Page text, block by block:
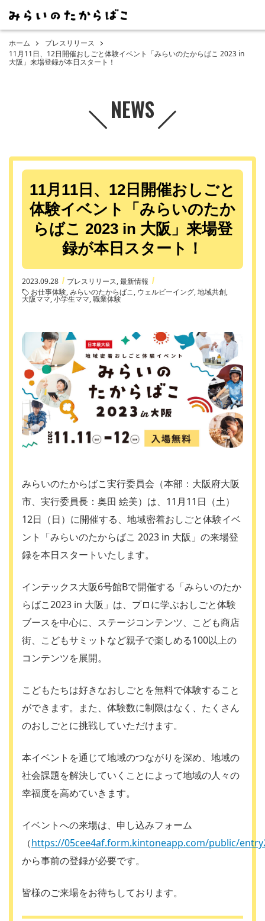
ホーム
プレスリリース
11月11日、12日開催おしごと体験イベント「みらいのたからばこ 2023 in
大阪」来場登録が本日スタート！
NEWS
11月11日、12日開催おしごと
体験イベント「みらいのたか
らばこ 2023 in 大阪」来場登
録が本日スタート！
2023.09.28 プレスリリース 最新情報
お仕事体験 みらいのたからばこ ウェルビーイング 地域共創
大阪ママ 小学生ママ 職業体験
みらいのたからばこ実行委員会（本部：大阪府大阪
市、実行委員長：奥田 絵美）は、11月11日（土）
12日（日）に開催する、地域密着おしごと体験イベ
ント「みらいのたからばこ 2023 in 大阪」の来場登
録を本日スタートいたします。
インテックス大阪6号館Bで開催する「みらいのたか
らばこ2023 in 大阪」は、プロに学ぶおしごと体験
ブースを中心に、ステージコンテンツ、こども商店
街、こどもサミットなど親子で楽しめる100以上の
コンテンツを展開。
こどもたちは好きなおしごとを無料で体験すること
ができます。また、体験数に制限はなく、たくさん
のおしごとに挑戦していただけます。
本イベントを通じて地域のつながりを深め、地域の
社会課題を解決していくことによって地域の人々の
幸福度を高めていきます。
イベントへの来場は、申し込みフォーム
（https://05cee4af.form.kintoneapp.com/public/
から事前の登録が必要です。
皆様のご来場をお待ちしております。